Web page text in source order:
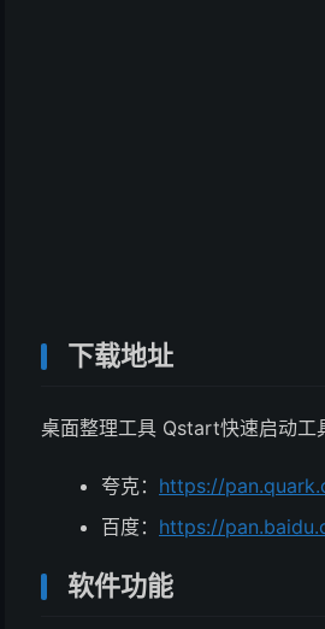
下载地址
桌面整理工具 Qstart快速启动
夸克： https://
百度： https://
软件功能